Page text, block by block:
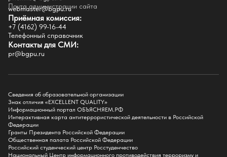
Факультеты
Естественно-географический факультет
Историко-филологический факультет
Факультет иностранных языков
Факультет педагогики и психологии
Факультет физической культуры и спорта
Подготовительное отделение для иностранных граждан
Поступление
Приемная комиссия
Поступай в БГПУ
Специальности и направления
Списки поступающих
Приказы о зачислении
Полезные материалы
Почта администрации сайта
webmaster@bgpu.ru
Приёмная комиссия:
+7 (4162) 99-16-44
Телефонный справочник
Контакты для СМИ:
pr@bgpu.ru
Сведения об образовательной организации
Знак отличия «EXCELLENT QUALITY»
Информационный портал ОБЪЯСНЯЕМ.РФ
Интерактивная карта антитеррористической деятельности в Российской
Федерации
Гранты Президента Российской Федерации
Общественная палата Российской Федерации
Российский студенческий центр Росстуденчество
Национальный Центр информационного противодействия терроризму и